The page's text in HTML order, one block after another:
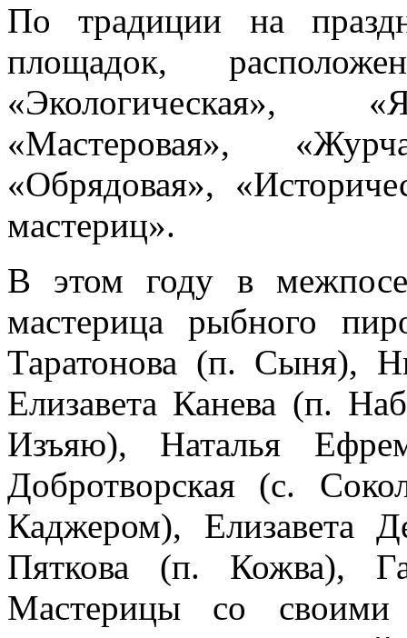
По традиции на
площадок,
«Экологическая»,
«Мастеровая»,
«Обрядовая»,
мастериц».
В этом году в
мастерица рыбного
Таратонова (п. Сыня),
Елизавета Канева (п.
Изъяю), Наталья
Добротворская (с.
Каджером), Елизавета
Пяткова (п. Кожва),
Мастерицы со своими